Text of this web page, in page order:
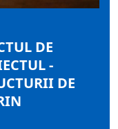
DE
-
DE